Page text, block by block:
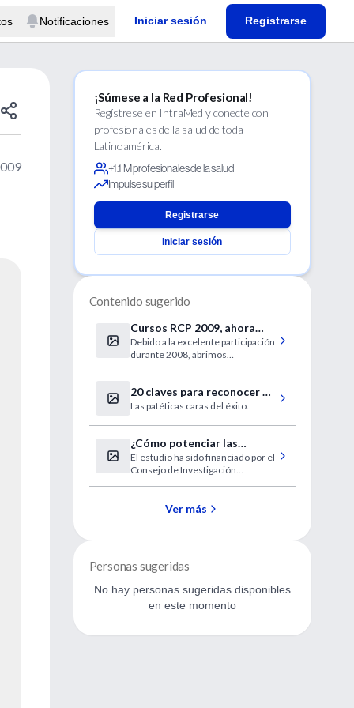
Notificaciones Iniciar sesión Registrarse
¡Súmese a la Red Profesional!
Regístrese en IntraMed y conecte con
profesionales de la salud de toda
Latinoamérica.
+1.1 M profesionales de la salud
Impulse su perfil
Registrarse
Iniciar sesión
Contenido sugerido
Cursos RCP 2009, ahora
también en el Interior!
Debido a la excelente participación
durante 2008, abrimos
que estén cursando el ciclo clínico
(4º año en adelante). En esta
Corrientes, Rosario y Capital
Federal
20 claves para reconocer a
un imbécil (en medicina)
Las patéticas caras del éxito.
¿Cómo potenciar las
habilidades sociales de los
niños?
El estudio ha sido financiado por el
Consejo de Investigación
Ver más
Personas sugeridas
No hay personas sugeridas disponibles
en este momento